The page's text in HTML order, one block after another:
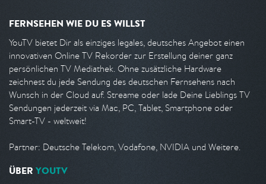
FERNSEHEN WIE DU ES WILLST
YouTV bietet Dir als einziges legales, deutsches Angebot einen
innovativen Online TV Rekorder zur Erstellung deiner ganz
persönlichen TV Mediathek. Ohne zusätzliche Hardware
zeichnest du jede Sendung des deutschen Fernsehens nach
Wunsch in der Cloud auf. Streame oder lade Deine Lieblings TV
Sendungen jederzeit via Mac, PC, Tablet, Smartphone oder
Smart-TV - weltweit!
Partner: Deutsche Telekom, Vodafone, NVIDIA und Weitere.
ÜBER YOUTV